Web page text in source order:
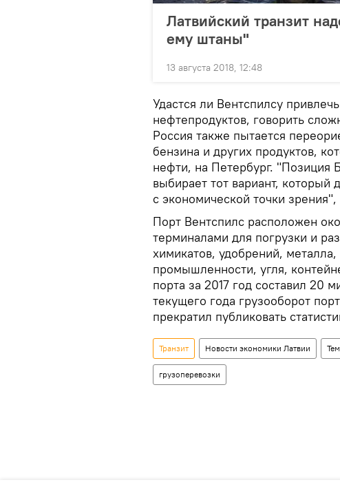
Латвийский транзит
ему штаны"
13 августа 2018, 12:48
Удастся ли Вентспилсу
нефтепродуктов, говорить
Россия также пытается
бензина и других продуктов,
нефти, на Петербург. "Позиция
выбирает тот вариант, который
с экономической точки
Порт Вентспилс расположен
терминалами для погрузки и
химикатов, удобрений,
промышленности, угля,
порта за 2017 год составил 20
текущего года грузооборот
прекратил публиковать
Транзит Новости экономики Латвии
грузоперевозки